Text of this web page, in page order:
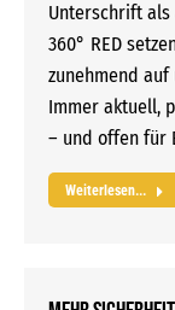
Unterschrift als
360° RED
zunehmend
Immer aktuell,
– und offen für
Weiterlesen...